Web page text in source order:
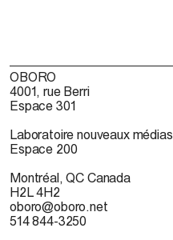
OBORO
4001, rue Berri
Espace 301
Laboratoire nouveaux médias
Espace 200
Montréal, QC Canada
H2L 4H2
oboro@oboro.net
514 844-3250